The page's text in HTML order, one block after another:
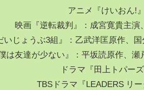
アニメ『けいおん!』
映画『逆転裁判』：成宮寛貴主演
いじょうぶ3組』：乙武洋匡原作、
は友達が少ない』：平坂読原作、瀬
ドラマ『田上トパーズ
TBSドラマ『LEADERS リー